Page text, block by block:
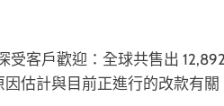
受客戶歡迎：全球共售出
估計與目前正進行的改款有關